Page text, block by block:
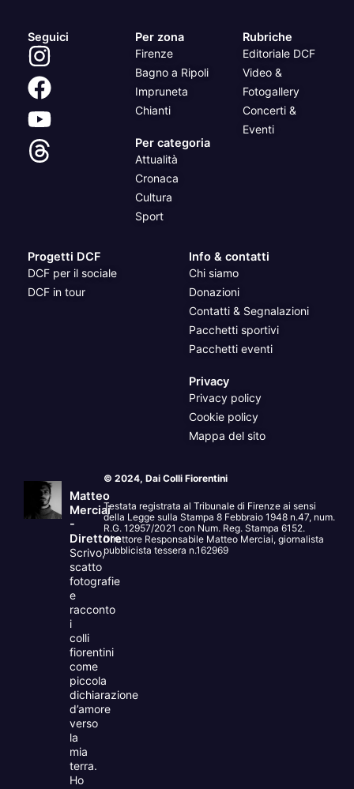
Seguici Per zona
Firenze
Bagno a Ripoli
Impruneta
Chianti
Per categoria
Attualità
Cronaca
Cultura
Sport
Rubriche
Editoriale DCF
Video &
Fotogallery
Concerti &
Eventi
Progetti DCF
DCF per il sociale
DCF in tour
Info & contatti
Chi siamo
Donazioni
Contatti & Segnalazioni
Pacchetti sportivi
Pacchetti eventi
Privacy
Privacy policy
Cookie policy
Mappa del sito
Matteo
Merciai
-
Direttore
Scrivo,
scatto
fotografie
e
racconto
i
colli
fiorentini
come
piccola
dichiarazione
d’amore
verso
la
mia
terra.
Ho
© 2024, Dai Colli Fiorentini
Testata registrata al Tribunale di Firenze ai sensi
della Legge sulla Stampa 8 Febbraio 1948 n.47, num.
R.G. 12957/2021 con Num. Reg. Stampa 6152.
Direttore Responsabile Matteo Merciai, giornalista
pubblicista tessera n.162969